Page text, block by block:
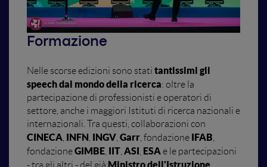
Formazione
Nelle scorse edizioni sono stati tantissimi gli
speech dal mondo della ricerca: oltre la
partecipazione di professionisti e operatori di
settore, anche i maggiori Istituti di ricerca nazionali e
internazionali. Tra questi, collaborazioni con
CINECA INFN INGV Garr , fondazione IFAB
fondazioneGIMBE IIT ASI ESAe le partecipazioni
Ministro dell'Istruzione